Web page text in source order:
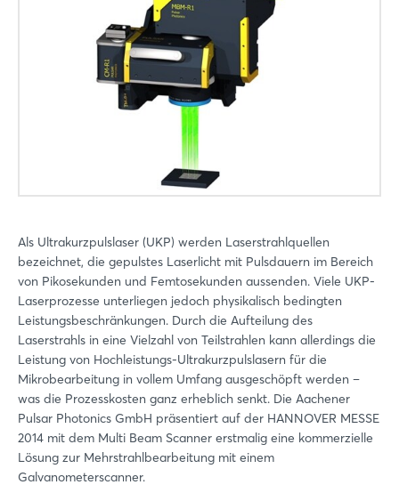
Als Ultrakurzpulslaser (UKP) werden Laserstrahlquellen
bezeichnet, die gepulstes Laserlicht mit Pulsdauern im Bereich
von Pikosekunden und Femtosekunden aussenden. Viele UKP-
Laserprozesse unterliegen jedoch physikalisch bedingten
Leistungsbeschränkungen. Durch die Aufteilung des
Laserstrahls in eine Vielzahl von Teilstrahlen kann allerdings die
Leistung von Hochleistungs-Ultrakurzpulslasern für die
Mikrobearbeitung in vollem Umfang ausgeschöpft werden –
was die Prozesskosten ganz erheblich senkt. Die Aachener
Pulsar Photonics GmbH präsentiert auf der HANNOVER MESSE
2014 mit dem Multi Beam Scanner erstmalig eine kommerzielle
Lösung zur Mehrstrahlbearbeitung mit einem
Galvanometerscanner.